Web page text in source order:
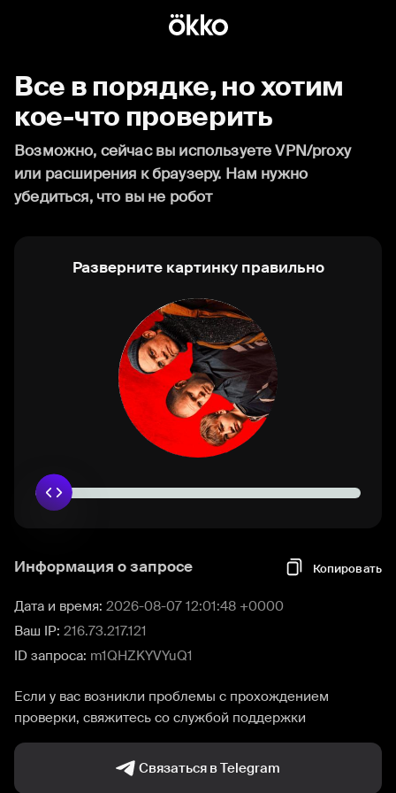
Все в порядке, но хотим
кое-что проверить
Возможно, сейчас вы используете VPN/proxy
или расширения к браузеру. Нам нужно
убедиться, что вы не робот
Разверните картинку правильно
Информация о запросе Копировать
Дата и время: 2026-08-07 12:01:48 +0000
Ваш IP: 216.73.217.121
ID запроса: m1QHZKYVYuQ1
Если у вас возникли проблемы с прохождением
проверки, свяжитесь со службой поддержки
Связаться в Telegram